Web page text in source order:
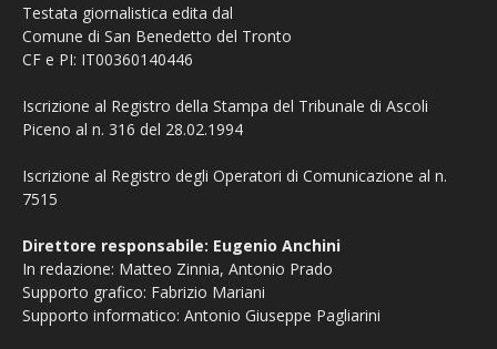
Testata giornalistica edita dal
Comune di San Benedetto del Tronto
CF e PI: IT00360140446
Iscrizione al Registro della Stampa del Tribunale di Ascoli
Piceno al n. 316 del 28.02.1994
Iscrizione al Registro degli Operatori di Comunicazione al n.
7515
Direttore responsabile: Eugenio Anchini
In redazione: Matteo Zinnia, Antonio Prado
Supporto grafico: Fabrizio Mariani
Supporto informatico: Antonio Giuseppe Pagliarini